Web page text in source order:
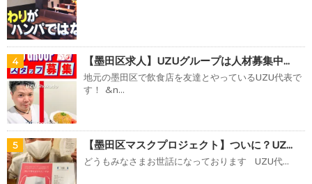
4 【墨田区求人】UZUグループは人材募集中...
地元の墨田区で飲食店を友達とやっているUZU代表で
す！ &n...
5 【墨田区マスクプロジェクト】ついに？UZ...
どうもみなさまお世話になっております UZU代...